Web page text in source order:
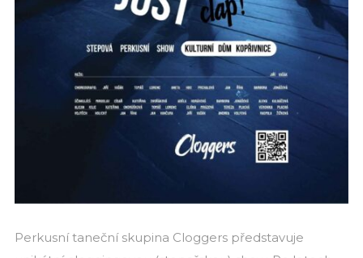
Perkusní taneční skupina Cloggers představuje